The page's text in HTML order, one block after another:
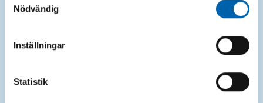
Nödvändig
Inställningar
Statistik
Du fyller den med ditt grovavfall, och efter en
containern igen. Denna tjänst passar utmärkt vid
större projekt, renoveringar eller utrensningar.
Läs mer om vår containeruthyrning här